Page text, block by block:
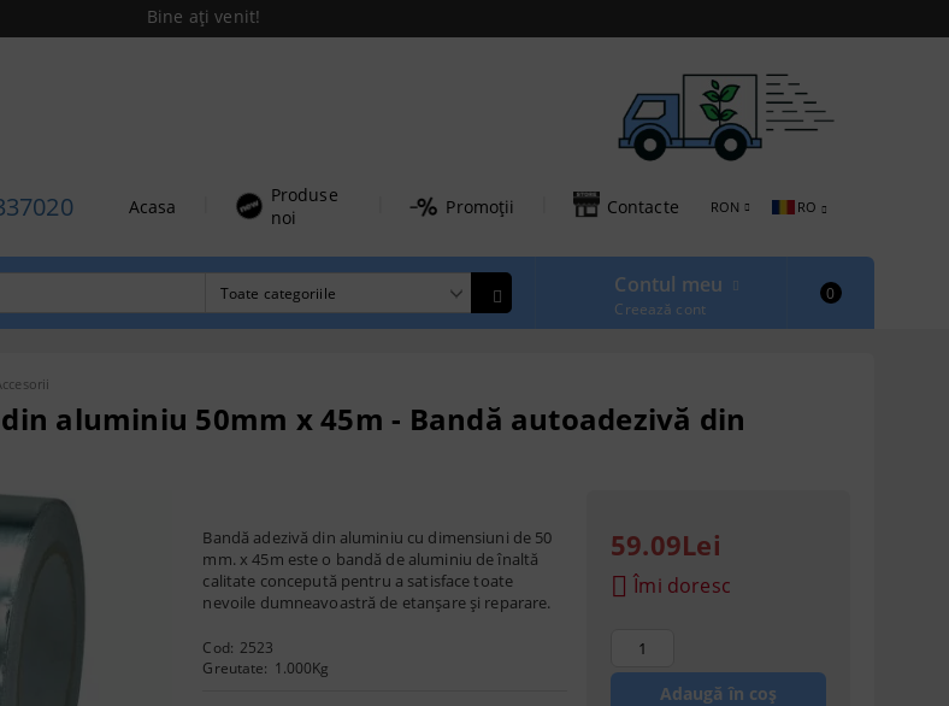
Bine ați venit!
Acasa
Produse
noi
Promoții Contacte RON RO
Contul meu
Creează cont
0
aluminiu 50mm x 45m - Bandă autoadezivă din
Bandă adezivă din aluminiu cu dimensiuni de 50
mm. x 45m este o bandă de aluminiu de înaltă
calitate concepută pentru a satisface toate
nevoile dumneavoastră de etanșare și reparare.
Cod: 2523
Greutate: 1.000Kg
59.09Lei
Îmi doresc